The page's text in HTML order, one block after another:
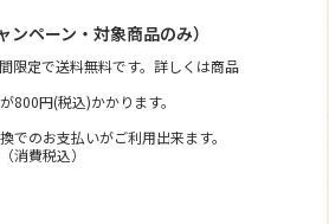
ペーン・対象商品のみ）
限定で送料無料です。詳しくは商品
円(税込)かかります。
のお支払いがご利用出来ます。
消費税込）